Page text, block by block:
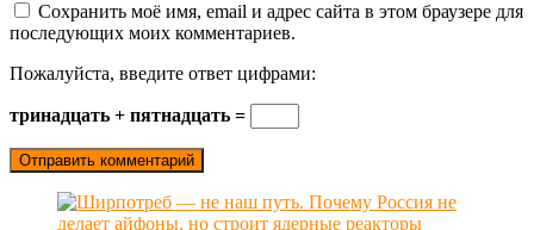
Сохранить моё имя, email и адрес сайта в этом браузере для
последующих моих комментариев.
Пожалуйста, введите ответ цифрами:
тринадцать + пятнадцать =